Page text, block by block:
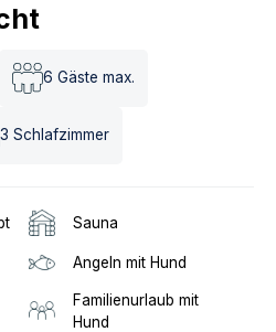
6 Gäste max.
3 Schlafzimmer
Sauna
Angeln mit Hund
Familienurlaub mit
Hund